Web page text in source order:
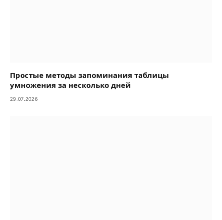
Простые методы запоминания таблицы
умножения за несколько дней
29.07.2026